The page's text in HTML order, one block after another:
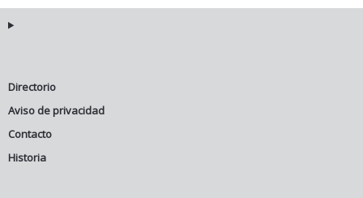
Directorio
Aviso de privacidad
Contacto
Historia